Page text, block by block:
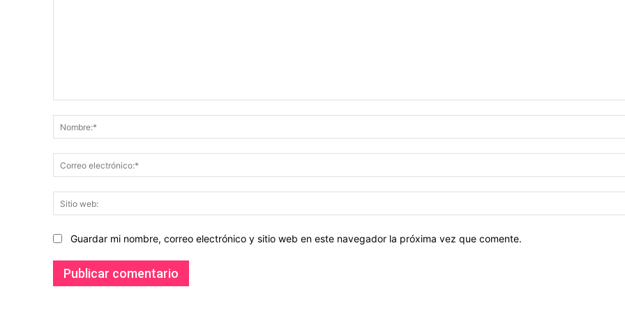
Guardar mi nombre, correo electrónico y sitio web en este navegador la próxima vez que comente.